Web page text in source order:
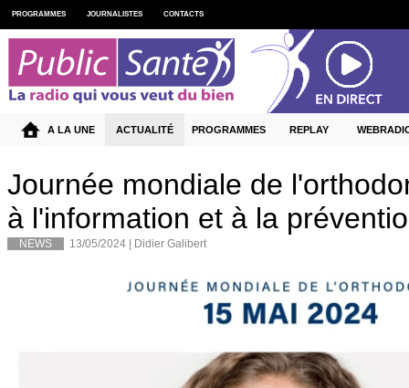
Journée mondiale de
à l'information et à la
NEWS 13/05/2024 | Didier Galibert
PROGRAMMES JOURNALISTES CONTACTS
A LA UNE ACTUALITÉ PROGRAMMES REPLAY